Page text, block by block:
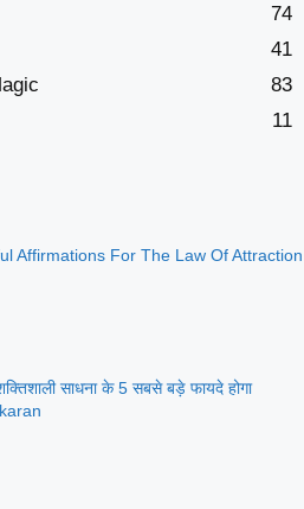
74
41
83
11
Affirmations For The Law Of Attraction
साधना के 5 सबसे बड़े फायदे होगा